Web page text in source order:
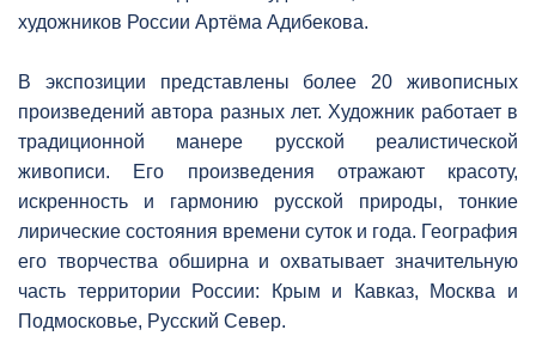
художников России Артёма Адибекова.
В экспозиции представлены более 20 живописных
произведений автора разных лет. Художник работает в
традиционной манере русской реалистической
живописи. Его произведения отражают красоту,
искренность и гармонию русской природы, тонкие
лирические состояния времени суток и года. География
его творчества обширна и охватывает значительную
часть территории России: Крым и Кавказ, Москва и
Подмосковье, Русский Север.